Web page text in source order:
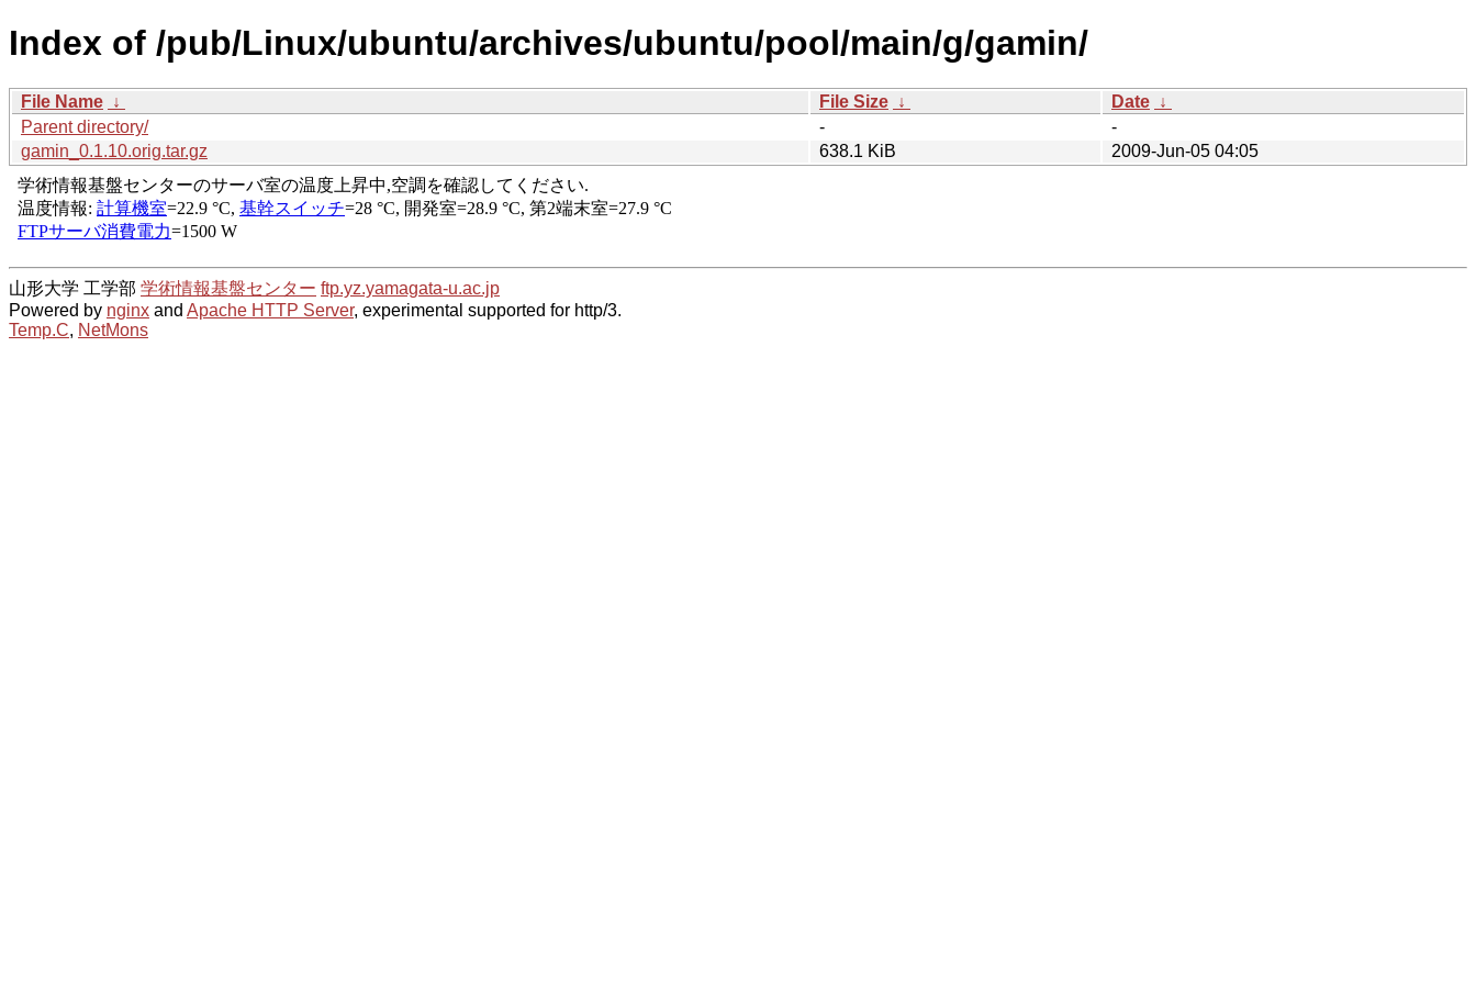
Index of /pub/Linux/ubuntu/archives/ubuntu/pool/main/g/gamin/
File Name ↓ File Size ↓ Date ↓
Parent directory/
-
-
gamin_0.1.10.orig.tar.gz
638.1 KiB 2009-Jun-05 04:05
山形大学 工学部 学術情報基盤センター ftp.yz.yamagata-u.ac.jp
Powered by nginx and Apache HTTP Server, experimental supported for http/3.
Temp.C, NetMons